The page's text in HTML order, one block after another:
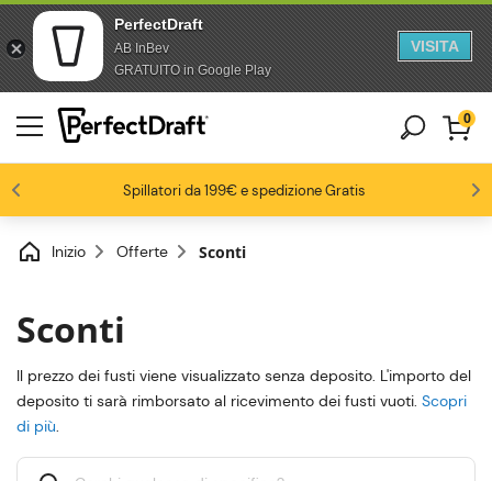
PerfectDraft
AB InBev
GRATUITO in Google Play
VISITA
Salta al contenuto
Passa al piè di pagina
Spillatori da 199€ e spedizione Gratis
-15% da 3 fusti, -20% da 6 fusti
Fino al -20% su una selezione di pack
Gli appassionati di birra ci amano
0
Inizio Offerte Sconti
Sconti
Il prezzo dei fusti viene visualizzato senza deposito. L'importo del
deposito ti sarà rimborsato al ricevimento dei fusti vuoti. Scopri
di più.